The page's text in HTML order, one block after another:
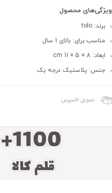
ویژگی‌های محصول
برند: tolo
مناسب برای: بالای 1 سال
ابعاد: 8 × 5 × 11 cm
جنس: پلاستیک درجه یک
تحویل اکسپرس